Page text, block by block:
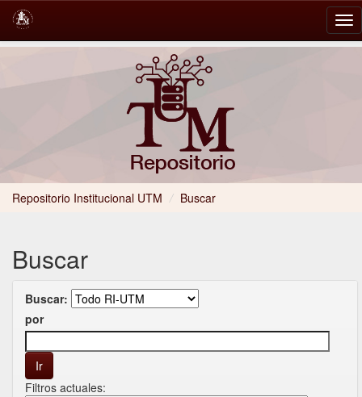
Repositorio Institucional UTM / Buscar
Buscar
Buscar:
por
Filtros actuales: